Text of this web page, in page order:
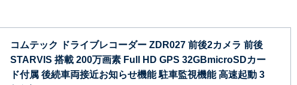
コムテック ドライブレコーダー ZDR027 前後2カメラ 前後
STARVIS 搭載 200万画素 Full HD GPS 32GBmicroSDカー
ド付属 後続車両接近お知らせ機能 駐車監視機能 高速起動 3